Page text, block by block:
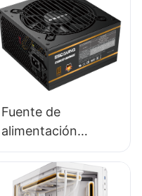
Fuente de
alimentación
ESGAMING de 650
W de alta calidad,
85 % de eficiencia,